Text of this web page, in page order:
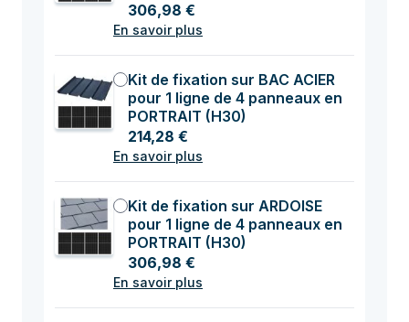
306,98 €
En savoir plus
Kit de fixation sur BAC ACIER
pour 1 ligne de 4 panneaux en
PORTRAIT (H30)
214,28 €
En savoir plus
Kit de fixation sur ARDOISE
pour 1 ligne de 4 panneaux en
PORTRAIT (H30)
306,98 €
En savoir plus